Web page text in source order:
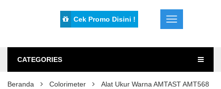
Cek Promo Disini !
CATEGORIES
Beranda Colorimeter Alat Ukur Warna AMTAST AMT568